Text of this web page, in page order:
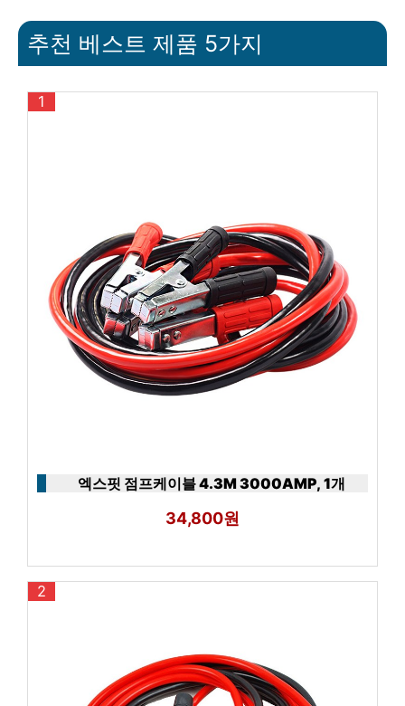
추천 베스트 제품 5가지
1
엑스핏 점프케이블 4.3M 3000AMP, 1개
34,800원
2